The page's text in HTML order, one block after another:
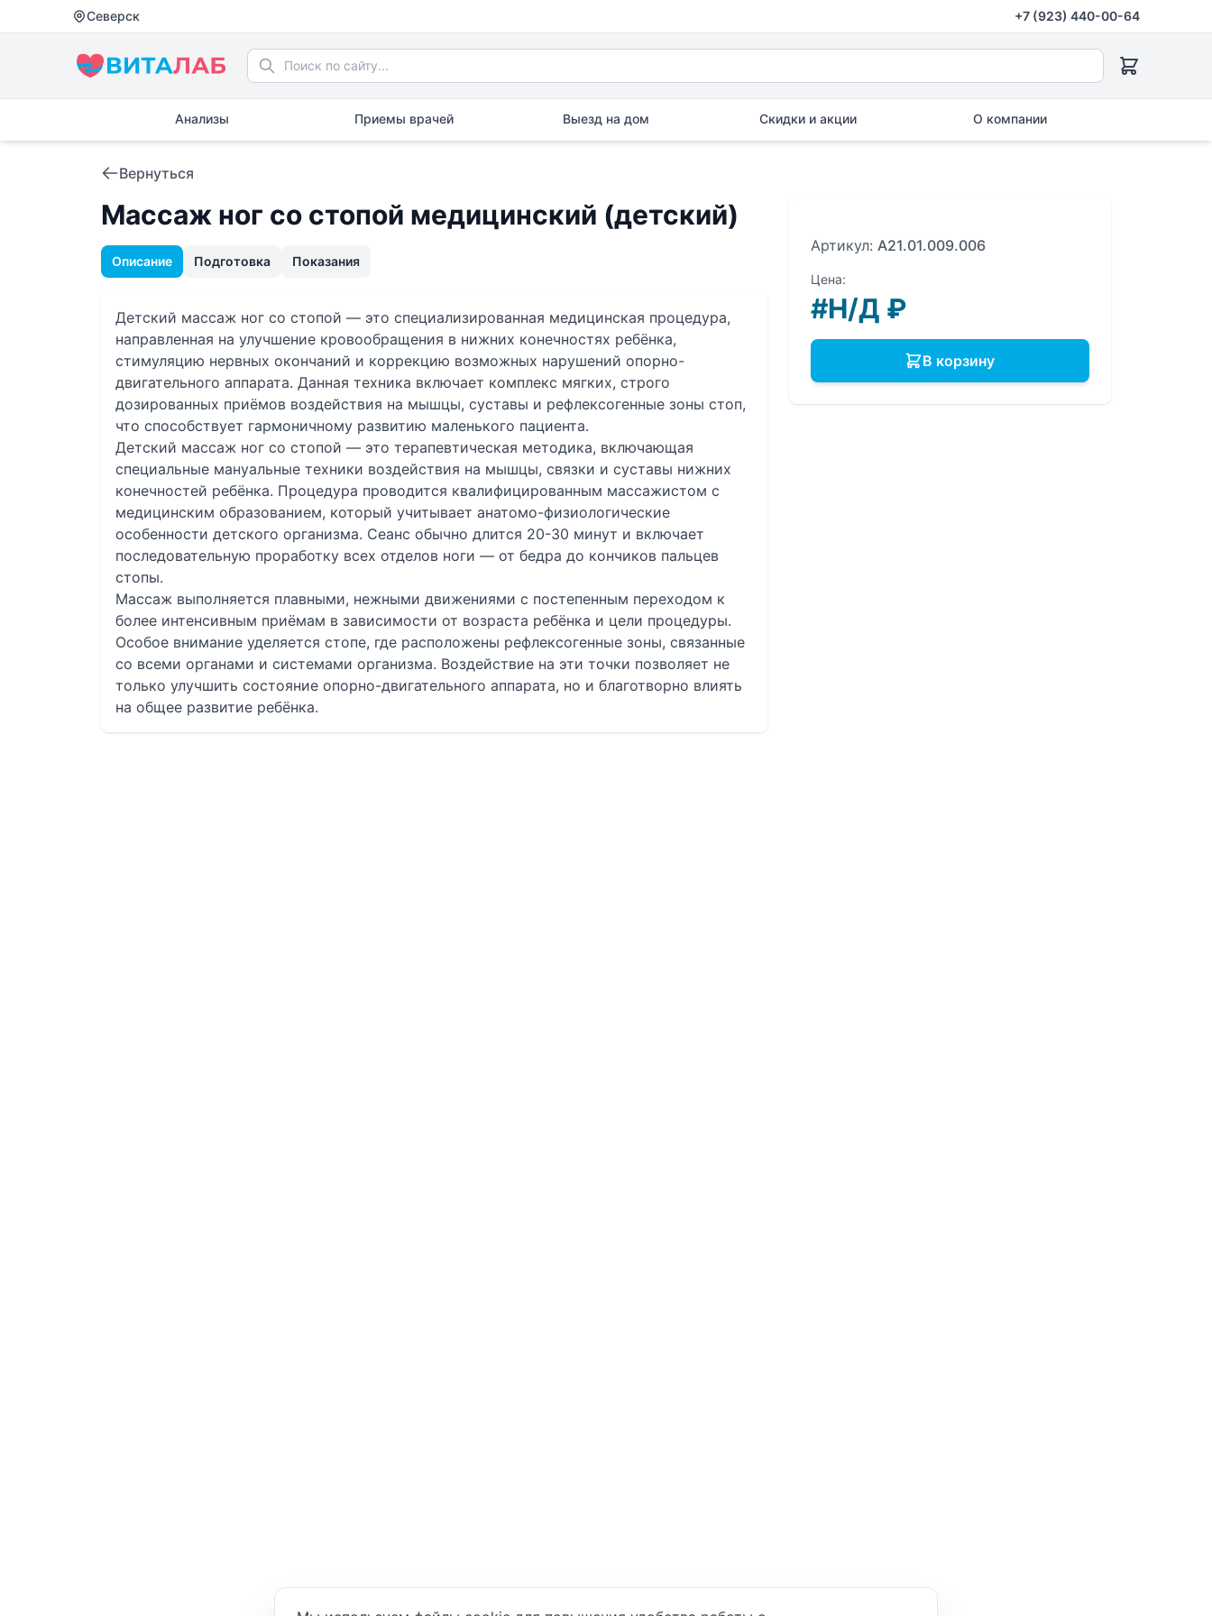
Северск +7 (923) 440-00-64
Анализы Приемы врачей Выезд на дом Скидки и акции О компании
Вернуться
Массаж ног со стопой медицинский (детский)
Описание Подготовка Показания
Детский массаж ног со стопой — это специализированная медицинская процедура,
направленная на улучшение кровообращения в нижних конечностях ребёнка,
стимуляцию нервных окончаний и коррекцию возможных нарушений опорно-
двигательного аппарата. Данная техника включает комплекс мягких, строго
дозированных приёмов воздействия на мышцы, суставы и рефлексогенные зоны стоп,
что способствует гармоничному развитию маленького пациента.
Детский массаж ног со стопой — это терапевтическая методика, включающая
специальные мануальные техники воздействия на мышцы, связки и суставы нижних
конечностей ребёнка. Процедура проводится квалифицированным массажистом с
медицинским образованием, который учитывает анатомо-физиологические
особенности детского организма. Сеанс обычно длится 20-30 минут и включает
последовательную проработку всех отделов ноги — от бедра до кончиков пальцев
стопы.
Массаж выполняется плавными, нежными движениями с постепенным переходом к
более интенсивным приёмам в зависимости от возраста ребёнка и цели процедуры.
Особое внимание уделяется стопе, где расположены рефлексогенные зоны, связанные
со всеми органами и системами организма. Воздействие на эти точки позволяет не
только улучшить состояние опорно-двигательного аппарата, но и благотворно влиять
на общее развитие ребёнка.
Артикул: A21.01.009.006
Цена:
#Н/Д ₽
В корзину